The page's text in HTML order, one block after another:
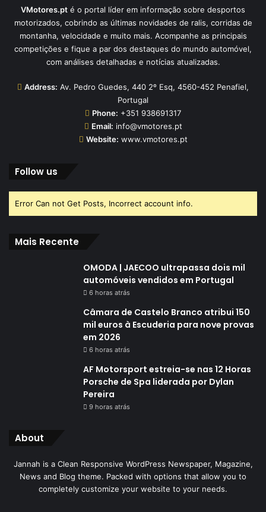
VMotores.pt é o portal líder em informação sobre desportos
motorizados, cobrindo as últimas novidades de ralis, corridas de
montanha, velocidade e muito mais. Acompanhe as principais
competições e fique a par dos destaques do mundo automóvel,
com análises detalhadas e notícias atualizadas.
Address: Av. Pedro Guedes, 440 2º Esq, 4560-452 Penafiel,
Portugal
Phone: +351 938691317
Email: info@vmotores.pt
Website: www.vmotores.pt
Follow us
Error Can not Get Posts, Incorrect account info.
Mais Recente
OMODA | JAECOO ultrapassa dois mil
automóveis vendidos em Portugal
6 horas atrás
Câmara de Castelo Branco atribui 150
mil euros à Escuderia para nove provas
em 2026
6 horas atrás
AF Motorsport estreia-se nas 12 Horas
Porsche de Spa liderada por Dylan
Pereira
9 horas atrás
About
Jannah is a Clean Responsive WordPress Newspaper, Magazine,
News and Blog theme. Packed with options that allow you to
completely customize your website to your needs.